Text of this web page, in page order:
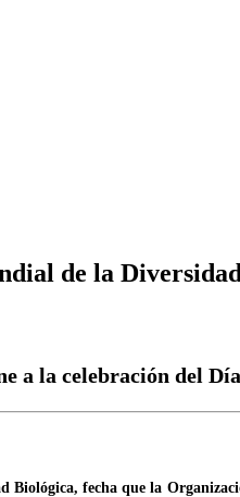
de la
a la celebración del
Biológica, fecha que la